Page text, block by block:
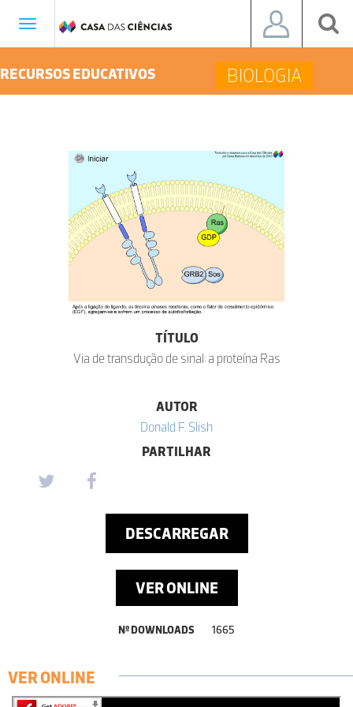
Toggle
RECURSOS EDUCATIVOS BIOLOGIA
TÍTULO
Via de transdução de sinal: a proteína Ras
AUTOR
Donald F. Slish
PARTILHAR
DESCARREGAR
VER ONLINE
Nº DOWNLOADS 1665
VER ONLINE